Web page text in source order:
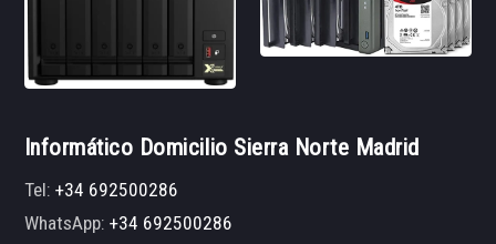
Informático Domicilio Sierra Norte Madrid
Tel:+34 692500286
WhatsApp:+34 692500286